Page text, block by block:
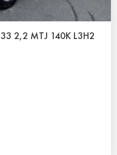
33 2,2 MTJ 140K L3H2